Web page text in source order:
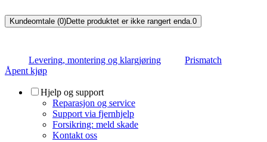
Kundeomtale (0)Dette produktet er ikke rangert enda.0
Levering, montering og klargjøring
Prismatch
Åpent kjøp
Hjelp og support
Reparasjon og service
Support via fjernhjelp
Forsikring: meld skade
Kontakt oss